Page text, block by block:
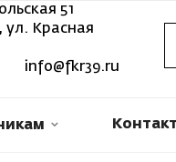
51
Красная
info@fkr39.ru